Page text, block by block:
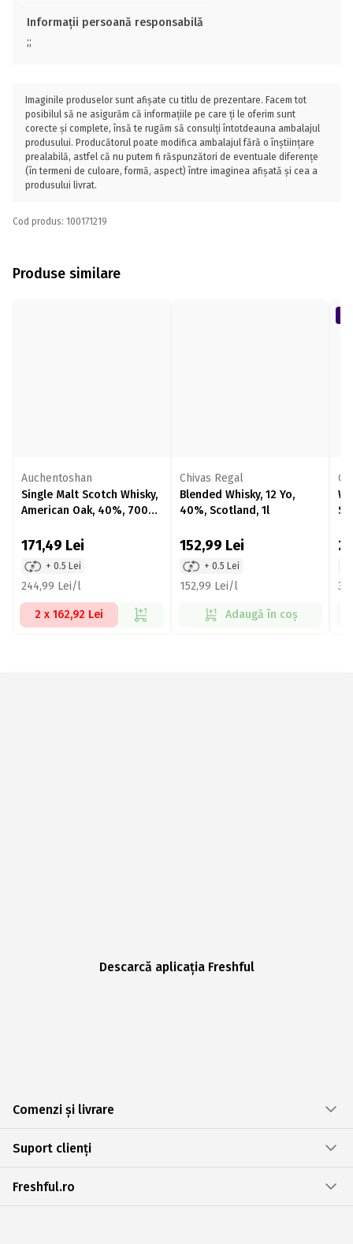
Informații persoană responsabilă
;;
Imaginile produselor sunt afișate cu titlu de prezentare. Facem tot
posibilul să ne asigurăm că informațiile pe care ți le oferim sunt
corecte și complete, însă te rugăm să consulți întotdeauna ambalajul
produsului. Producătorul poate modifica ambalajul fără o înștiințare
prealabilă, astfel că nu putem fi răspunzători de eventuale diferențe
(în termeni de culoare, formă, aspect) între imaginea afișată și cea a
produsului livrat.
Cod produs: 100171219
Produse similare
Auchentoshan
Single Malt Scotch Whisky,
American Oak, 40%, 700ml
171,49 Lei
+ 0.5 Lei
244,99 Lei/l
2 x 162,92 Lei
Chivas Regal
Blended Whisky, 12 Yo,
40%, Scotland, 1l
152,99 Lei
+ 0.5 Lei
152,99 Lei/l
Adaugă în coș
Descarcă aplicația Freshful
Comenzi și livrare
Suport clienți
Freshful.ro